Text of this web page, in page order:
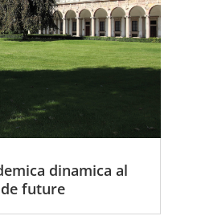
dinamica al
future